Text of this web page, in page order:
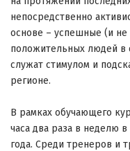
непосредственно
основе – успешные (и
положительных людей в
служат стимулом и
регионе.
В рамках обучающего
часа два раза в неделю
года. Среди тренеров и